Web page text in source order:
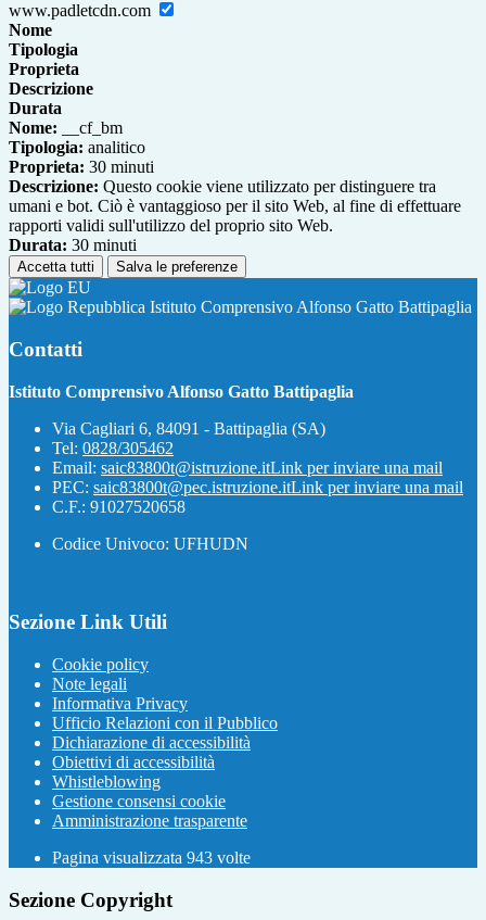
www.padletcdn.com
Nome
Tipologia
Proprieta
Descrizione
Durata
Nome: __cf_bm
Tipologia: analitico
Proprieta: 30 minuti
Descrizione: Questo cookie viene utilizzato per distinguere tra
umani e bot. Ciò è vantaggioso per il sito Web, al fine di effettuare
rapporti validi sull'utilizzo del proprio sito Web.
Durata: 30 minuti
Accetta tutti Salva le preferenze
Istituto Comprensivo Alfonso Gatto Battipaglia
Contatti
Istituto Comprensivo Alfonso Gatto Battipaglia
Via Cagliari 6, 84091 - Battipaglia (SA)
Tel: 0828/305462
Email: saic83800t@istruzione.itLink per inviare una mail
PEC: saic83800t@pec.istruzione.itLink per inviare una mail
C.F.: 91027520658
Codice Univoco: UFHUDN
Sezione Link Utili
Cookie policy
Note legali
Informativa Privacy
Ufficio Relazioni con il Pubblico
Dichiarazione di accessibilità
Obiettivi di accessibilità
Whistleblowing
Gestione consensi cookie
Amministrazione trasparente
Pagina visualizzata 943 volte
Sezione Copyright